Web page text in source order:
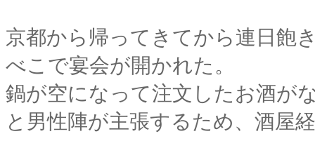
京都から帰ってきてから連日飽
べこで宴会が開かれた。
鍋が空になって注文したお酒が
と男性陣が主張するため、酒屋